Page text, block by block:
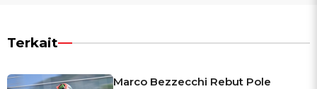
Terkait
Marco Bezzecchi Rebut Pole